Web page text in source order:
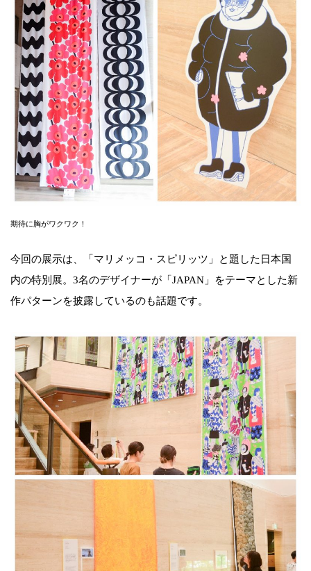
期待に胸がワクワク！
今回の展示は、「マリメッコ・スピリッツ」と題した日本国
内の特別展。3名のデザイナーが「JAPAN」をテーマとした新
作パターンを披露しているのも話題です。